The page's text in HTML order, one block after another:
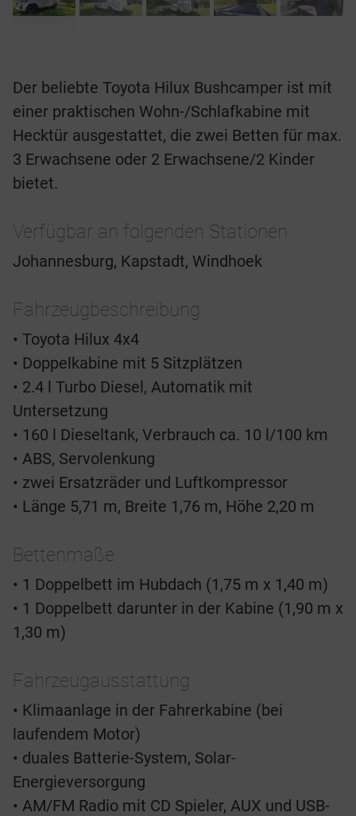
Der beliebte Toyota Hilux Bushcamper ist mit
einer praktischen Wohn-/Schlafkabine mit
Hecktür ausgestattet, die zwei Betten für max.
3 Erwachsene oder 2 Erwachsene/2 Kinder
bietet.
Verfügbar an folgenden Stationen
Johannesburg, Kapstadt, Windhoek
Fahrzeugbeschreibung
• Toyota Hilux 4x4
• Doppelkabine mit 5 Sitzplätzen
• 2.4 l Turbo Diesel, Automatik mit
Untersetzung
• 160 l Dieseltank, Verbrauch ca. 10 l/100 km
• ABS, Servolenkung
• zwei Ersatzräder und Luftkompressor
• Länge 5,71 m, Breite 1,76 m, Höhe 2,20 m
Bettenmaße
• 1 Doppelbett im Hubdach (1,75 m x 1,40 m)
• 1 Doppelbett darunter in der Kabine (1,90 m x
1,30 m)
Fahrzeugausstattung
• Klimaanlage in der Fahrerkabine (bei
laufendem Motor)
• duales Batterie-System, Solar-
Energieversorgung
• AM/FM Radio mit CD Spieler, AUX und USB-